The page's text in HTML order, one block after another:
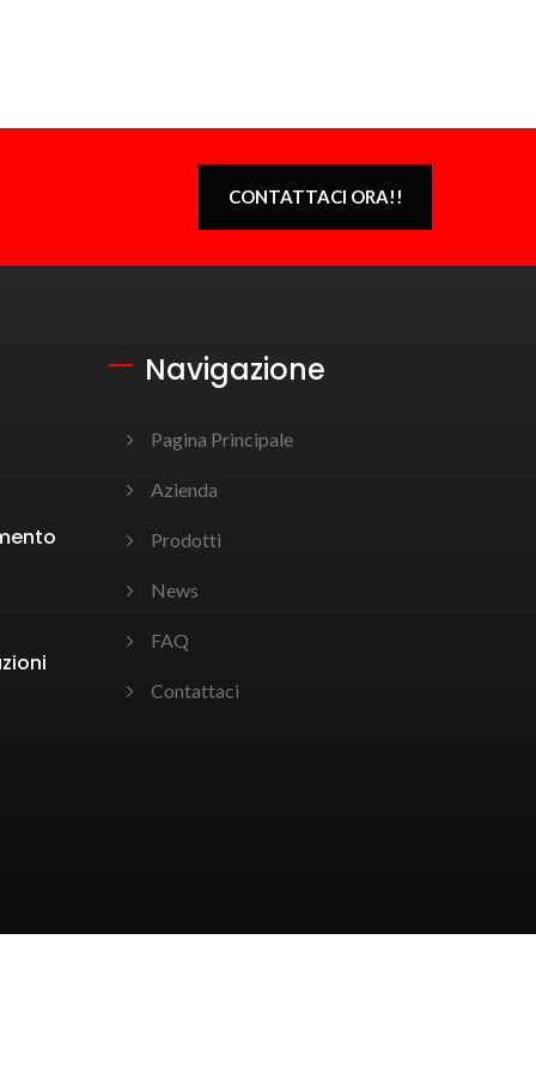
CONTATTACI ORA!!
Navigazione
Pagina Principale
Azienda
Prodotti
News
FAQ
Contattaci